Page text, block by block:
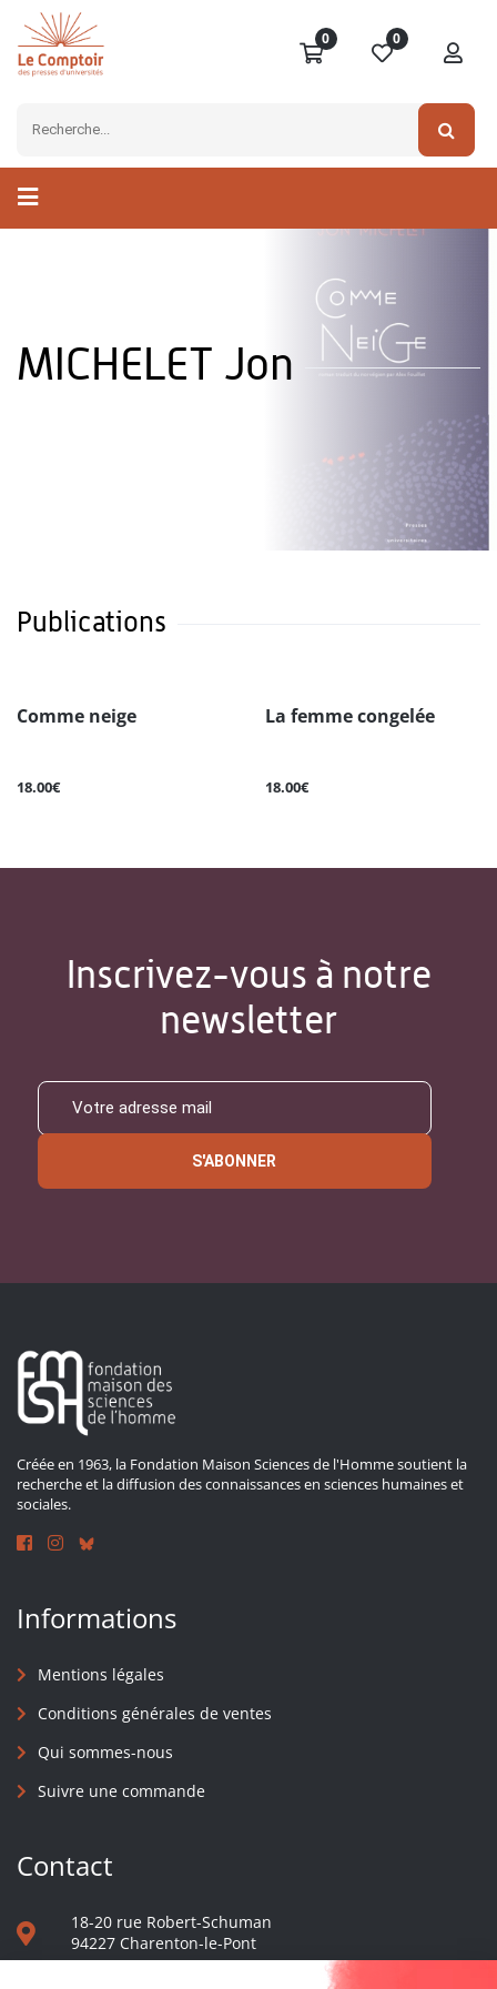
0 0
MICHELET Jon
Publications
Comme neige
18.00€
La femme congelée
18.00€
Inscrivez-vous à notre
newsletter
S'ABONNER
Créée en 1963, la Fondation Maison Sciences de l'Homme soutient la
recherche et la diffusion des connaissances en sciences humaines et
sociales.
Informations
Mentions légales
Conditions générales de ventes
Qui sommes-nous
Suivre une commande
Contact
18-20 rue Robert-Schuman
94227 Charenton-le-Pont